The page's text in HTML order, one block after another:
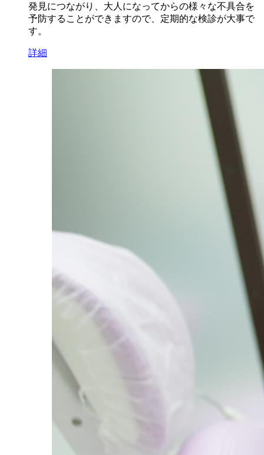
発見につながり、大人になってからの様々な不具合を
予防することができますので、定期的な検診が大事で
す。
詳細